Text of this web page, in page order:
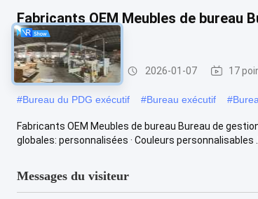
Fabricants OEM Meubles de bureau
direction
Bureaux exécutifs 2026-01-07 17
#Bureau du PDG exécutif #Bureau exécutif #
Fabricants OEM Meubles de bureau Bureau de
globales: personnalisées · Couleurs personnalisables
Messages du visiteur